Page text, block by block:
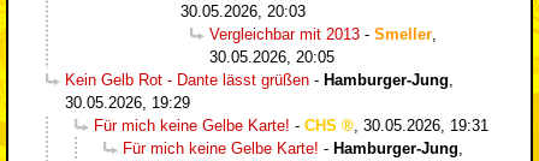
30.05.2026, 20:03
Vergleichbar mit 2013 - Smeller
30.05.2026, 20:05
Kein Gelb Rot - Dante lässt grüßen - Hamburger-Jung
30.05.2026, 19:29
Für mich keine Gelbe Karte! - CHS
30.05.2026, 19:31
Für mich keine Gelbe Karte! - Hamburger-Jung